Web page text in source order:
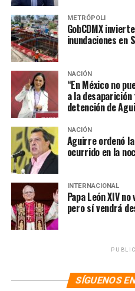
embargo, recordó que los
defensa, aunque será ya la
regule este proceso legal y
sentencia en caso de
feminicidio.
Finalmente, el gobernador
salieran a criticar las
señalando que había algunos
contestó que las carpetas se
pero que no había motivo
labor de las autoridades
científicos.
Cabe destacar que el
Puebla se pronunció ayer
la detención de Javier López
aplique todo el peso de la
delito que se le imputa. De
también ex secretario de
METRÓPOLI
GobCDMX
inundaciones en
NACIÓN
“En México no
a la
detención de
NACIÓN
Aguirre ordenó
ocurrido en la
INTERNACIONAL
Papa León XIV
pero sí vendrá
SÍGUENOS